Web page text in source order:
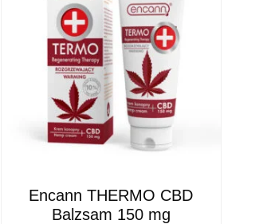
Encann THERMO CBD
Balzsam 150 mg